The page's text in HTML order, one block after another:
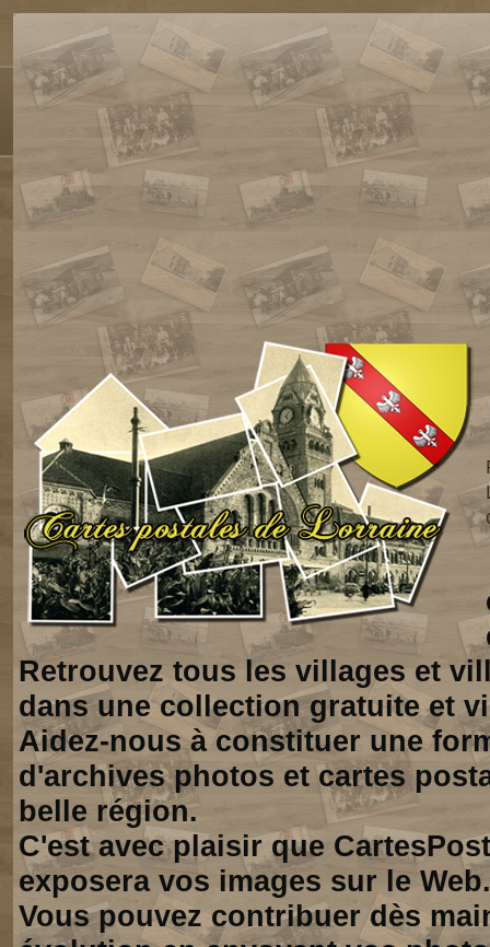
Retrouvez tous les villages et
dans une collection gratuite et
Aidez-nous à constituer une
d'archives photos et cartes
belle région.
C'est avec plaisir que
exposera vos images sur le Web.
Vous pouvez contribuer dès